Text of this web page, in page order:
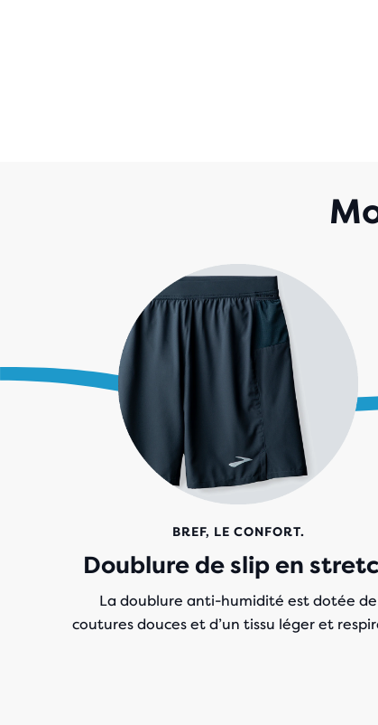
BREF, LE CONFORT.
Doublure de slip en
La doublure anti-humidité est dotée de
coutures douces et d’un tissu léger et